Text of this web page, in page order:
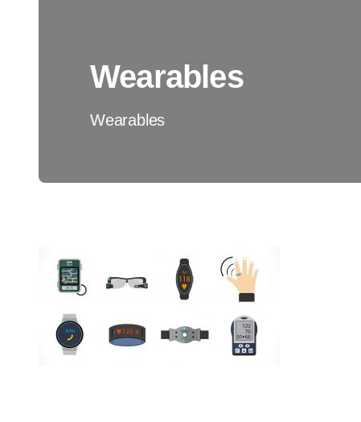
Wearables
Wearables